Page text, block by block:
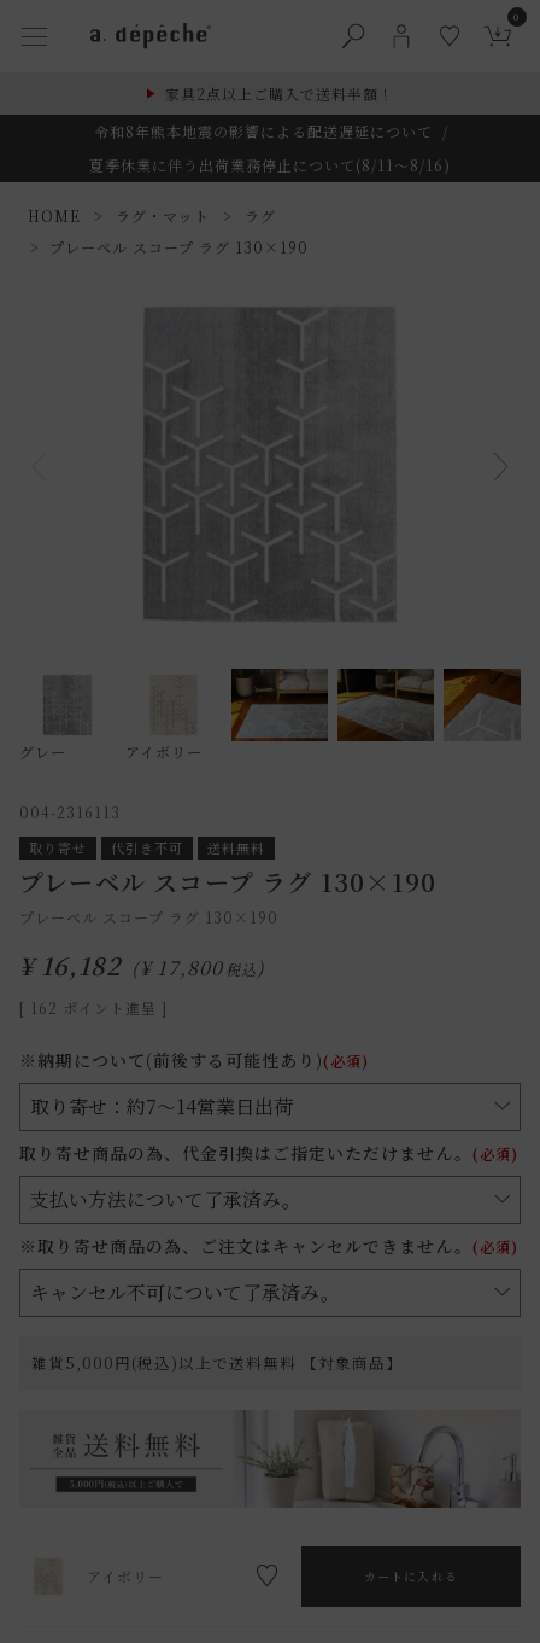
0
家具2点以上ご購入で送料半額！
令和8年熊本地震の影響による配送遅延について
/
夏季休業に伴う出荷業務停止について(8/11～8/16)
HOME ラグ・マット
ラグ
プレーベル スコープ ラグ 130×190
グレー アイボリー
004-2316113
取り寄せ 代引き不可 送料無料
プレーベル スコープ ラグ 130×190
プレーベル スコープ ラグ 130×190
¥ 16,182 ¥ 17,800税込
[ 162 ポイント進呈 ]
※納期について(前後する可能性あり)(必須)
取り寄せ商品の為、代金引換はご指定いただけません。 (必須)
※取り寄せ商品の為、ご注文はキャンセルできません。 (必須)
雑貨5,000円(税込)以上で送料無料 【対象商品】
アイボリー カートに入れる